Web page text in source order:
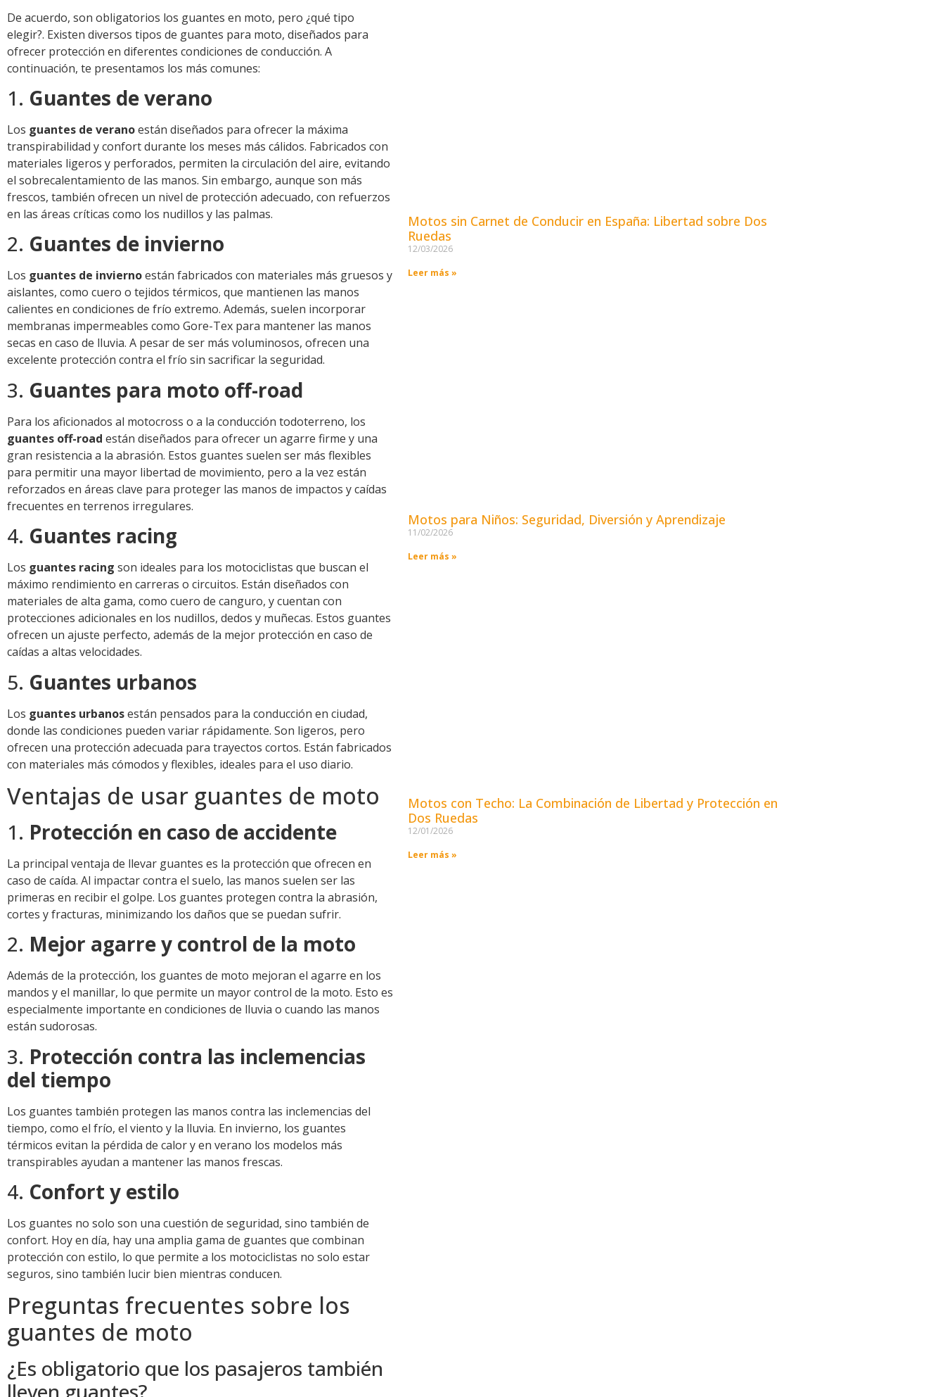
De acuerdo, son obligatorios los guantes en moto, pero ¿qué tipo
elegir?. Existen diversos tipos de guantes para moto, diseñados para
ofrecer protección en diferentes condiciones de conducción. A
continuación, te presentamos los más comunes:
1. Guantes de verano
Los guantes de veranoestán diseñados para ofrecer la máxima
transpirabilidad y confort durante los meses más cálidos. Fabricados con
materiales ligeros y perforados, permiten la circulación del aire, evitando
el sobrecalentamiento de las manos. Sin embargo, aunque son más
frescos, también ofrecen un nivel de protección adecuado, con refuerzos
en las áreas críticas como los nudillos y las palmas.
2. Guantes de invierno
Los guantes de inviernoestán fabricados con materiales más gruesos y
aislantes, como cuero o tejidos térmicos, que mantienen las manos
calientes en condiciones de frío extremo. Además, suelen incorporar
membranas impermeables como Gore-Tex para mantener las manos
secas en caso de lluvia. A pesar de ser más voluminosos, ofrecen una
excelente protección contra el frío sin sacrificar la seguridad.
3. Guantes para moto off-road
Para los aficionados al motocross o a la conducción todoterreno, los
guantes off-road están diseñados para ofrecer un agarre firme y una
gran resistencia a la abrasión. Estos guantes suelen ser más flexibles
para permitir una mayor libertad de movimiento, pero a la vez están
reforzados en áreas clave para proteger las manos de impactos y caídas
frecuentes en terrenos irregulares.
4. Guantes racing
Los guantes racing son ideales para los motociclistas que buscan el
máximo rendimiento en carreras o circuitos. Están diseñados con
materiales de alta gama, como cuero de canguro, y cuentan con
protecciones adicionales en los nudillos, dedos y muñecas. Estos guantes
ofrecen un ajuste perfecto, además de la mejor protección en caso de
caídas a altas velocidades.
5. Guantes urbanos
Los guantes urbanosestán pensados para la conducción en ciudad,
donde las condiciones pueden variar rápidamente. Son ligeros, pero
ofrecen una protección adecuada para trayectos cortos. Están fabricados
con materiales más cómodos y flexibles, ideales para el uso diario.
Ventajas de usar guantes de moto
1. Protección en caso de accidente
La principal ventaja de llevar guantes es la protección que ofrecen en
caso de caída. Al impactar contra el suelo, las manos suelen ser las
primeras en recibir el golpe. Los guantes protegen contra la abrasión,
cortes y fracturas, minimizando los daños que se puedan sufrir.
2. Mejor agarre y control de la moto
Además de la protección, los guantes de moto mejoran el agarre en los
mandos y el manillar, lo que permite un mayor control de la moto. Esto es
especialmente importante en condiciones de lluvia o cuando las manos
están sudorosas.
3. Protección contra las inclemencias
del tiempo
Los guantes también protegen las manos contra las inclemencias del
tiempo, como el frío, el viento y la lluvia. En invierno, los guantes
térmicos evitan la pérdida de calor y en verano los modelos más
transpirables ayudan a mantener las manos frescas.
4. Confort y estilo
Los guantes no solo son una cuestión de seguridad, sino también de
confort. Hoy en día, hay una amplia gama de guantes que combinan
protección con estilo, lo que permite a los motociclistas no solo estar
seguros, sino también lucir bien mientras conducen.
Preguntas frecuentes sobre los
guantes de moto
¿Es obligatorio que los pasajeros también
Motos sin Carnet de Conducir en España: Libertad sobre Dos
Ruedas
12/03/2026
Leer más »
Motos para Niños: Seguridad, Diversión y Aprendizaje
11/02/2026
Leer más »
Motos con Techo: La Combinación de Libertad y Protección en
Dos Ruedas
12/01/2026
Leer más »